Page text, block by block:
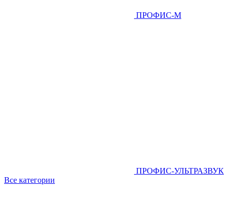
ПРОФИС-М
ПРОФИС-УЛЬТРАЗВУК
Все категории